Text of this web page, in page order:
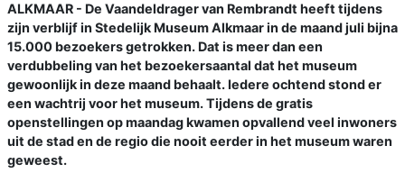
ALKMAAR - De Vaandeldrager van Rembrandt heeft tijdens
zijn verblijf in Stedelijk Museum Alkmaar in de maand juli bijna
15.000 bezoekers getrokken. Dat is meer dan een
verdubbeling van het bezoekersaantal dat het museum
gewoonlijk in deze maand behaalt. Iedere ochtend stond er
een wachtrij voor het museum. Tijdens de gratis
openstellingen op maandag kwamen opvallend veel inwoners
uit de stad en de regio die nooit eerder in het museum waren
geweest.